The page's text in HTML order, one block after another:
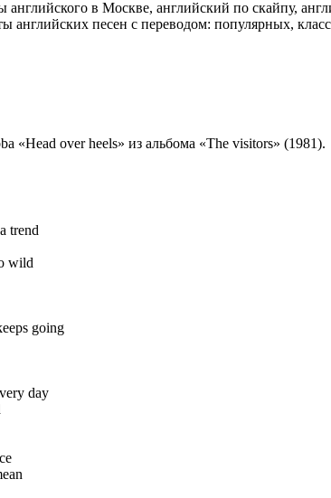
«Head over heels» из альбома «The visitors» (1981).
trend
wild
going
day